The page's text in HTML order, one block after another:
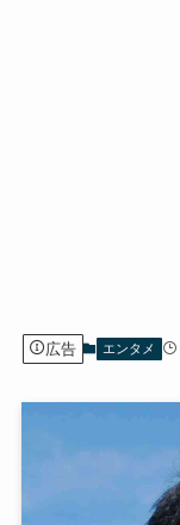
広告 エンタメ